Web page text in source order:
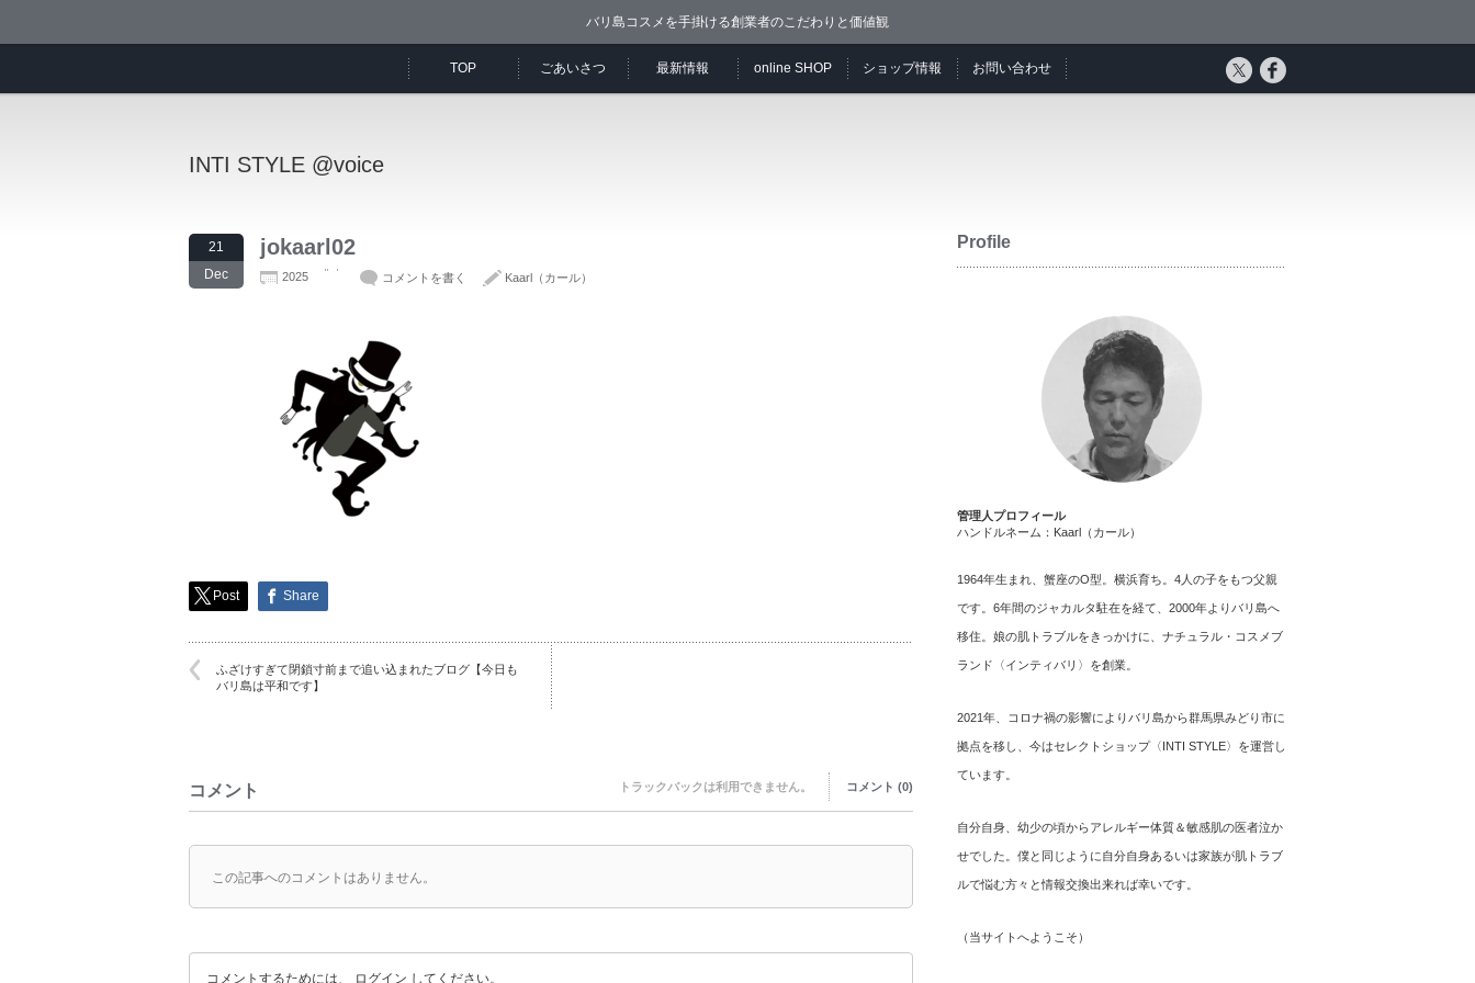
バリ島コスメを手掛ける創業者のこだわりと価値観
TOP ごあいさつ 最新情報 online SHOP ショップ情報 お問い合わせ
INTI STYLE @voice
21
Dec
jokaarl02
2025 コメントを書く Kaarl（カール）
Post Share
ふざけすぎて閉鎖寸前まで追い込まれたブログ【今日も
バリ島は平和です】
コメント トラックバックは利用できません。 コメント (0)
この記事へのコメントはありません。
コメントするためには、 ログイン してください。
Profile
管理人プロフィール
ハンドルネーム：Kaarl（カール）
1964年生まれ、蟹座のO型。横浜育ち。4人の子をもつ父親
です。6年間のジャカルタ駐在を経て、2000年よりバリ島へ
移住。娘の肌トラブルをきっかけに、ナチュラル・コスメブ
ランド〈インティバリ〉を創業。
2021年、コロナ禍の影響によりバリ島から群馬県みどり市に
拠点を移し、今はセレクトショップ〈INTI STYLE〉を運営し
ています。
自分自身、幼少の頃からアレルギー体質＆敏感肌の医者泣か
せでした。僕と同じように自分自身あるいは家族が肌トラブ
ルで悩む方々と情報交換出来れば幸いです。
（ 当サイトへようこそ ）